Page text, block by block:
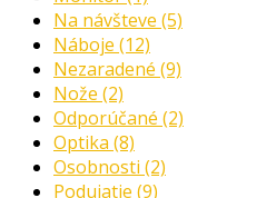
Na návšteve (5)
Náboje (12)
Nezaradené (9)
Nože (2)
Odporúčané (2)
Optika (8)
Osobnosti (2)
Podujatie (9)